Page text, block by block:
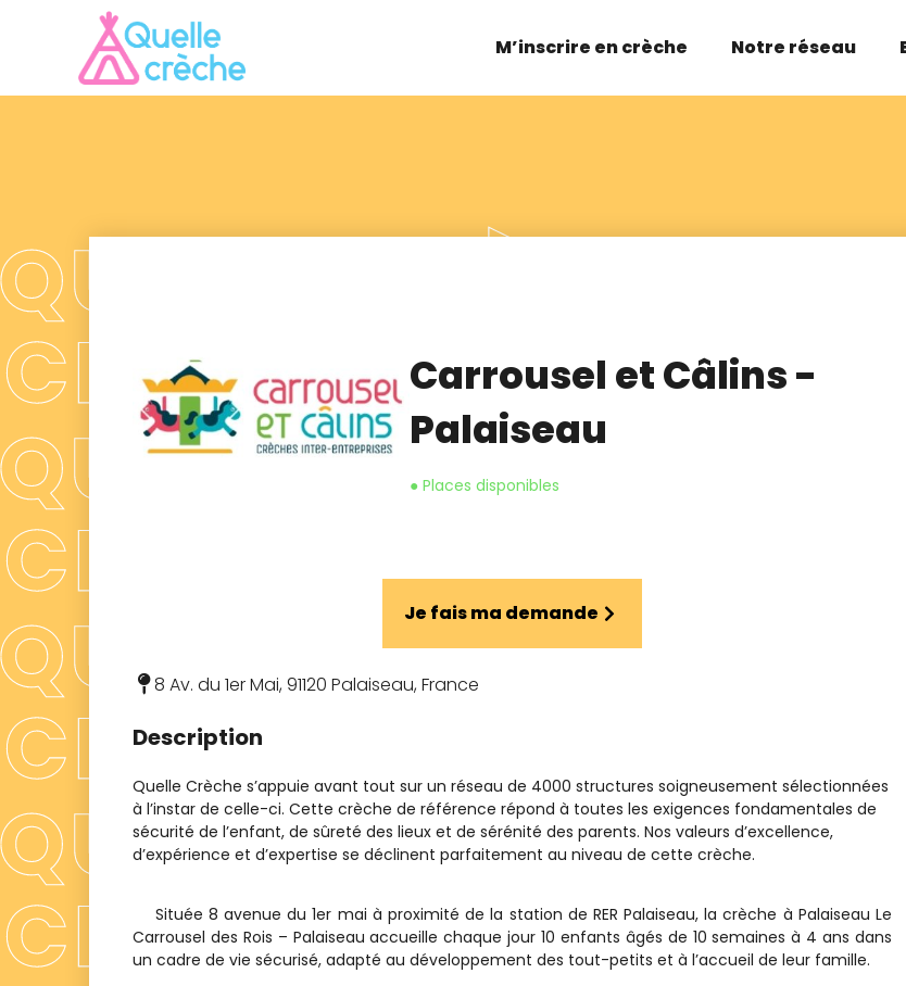
M’inscrire en crèche Notre réseau
Carrousel et Câlins -
Palaiseau
● Places disponibles
Je fais ma demande
8 Av. du 1er Mai, 91120 Palaiseau, France
Description
Quelle Crèche s’appuie avant tout sur un réseau de 4000 structures soigneusement sélectionnées
à l’instar de celle-ci. Cette crèche de référence répond à toutes les exigences fondamentales de
sécurité de l’enfant, de sûreté des lieux et de sérénité des parents. Nos valeurs d’excellence,
d’expérience et d’expertise se déclinent parfaitement au niveau de cette crèche.
Située 8 avenue du 1er mai à proximité de la station de RER Palaiseau, la crèche à Palaiseau Le
Carrousel des Rois – Palaiseau accueille chaque jour 10 enfants âgés de 10 semaines à 4 ans dans
un cadre de vie sécurisé, adapté au développement des tout-petits et à l’accueil de leur famille.